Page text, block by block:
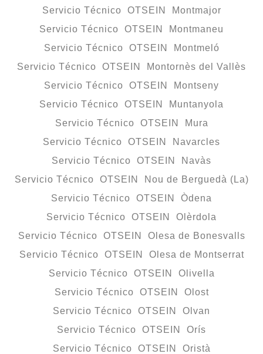
Servicio Técnico OTSEIN Montmajor
Servicio Técnico OTSEIN Montmaneu
Servicio Técnico OTSEIN Montmeló
Servicio Técnico OTSEIN Montornès del Vallès
Servicio Técnico OTSEIN Montseny
Servicio Técnico OTSEIN Muntanyola
Servicio Técnico OTSEIN Mura
Servicio Técnico OTSEIN Navarcles
Servicio Técnico OTSEIN Navàs
Servicio Técnico OTSEIN Nou de Berguedà (La)
Servicio Técnico OTSEIN Òdena
Servicio Técnico OTSEIN Olèrdola
Servicio Técnico OTSEIN Olesa de Bonesvalls
Servicio Técnico OTSEIN Olesa de Montserrat
Servicio Técnico OTSEIN Olivella
Servicio Técnico OTSEIN Olost
Servicio Técnico OTSEIN Olvan
Servicio Técnico OTSEIN Orís
Servicio Técnico OTSEIN Oristà